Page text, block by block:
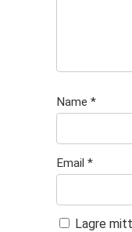
Name *
Email *
Lagre